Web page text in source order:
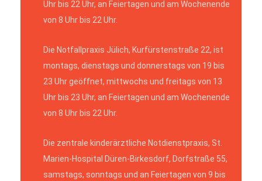
Uhr bis 22 Uhr, an Feiertagen und am Wochenende
von 8 Uhr bis 22 Uhr.
Die Notfallpraxis Jülich, Kurfürstenstraße 22, ist
montags, dienstags und donnerstags von 19 bis
23 Uhr geöffnet, mittwochs und freitags von 13
Uhr bis 23 Uhr, an Feiertagen und am Wochenende
von 8 Uhr bis 22 Uhr.
Die zentrale kinderärztliche Notdienstpraxis, St.
Marien-Hospital Düren-Birkesdorf, Dorfstraße 55,
samstags, sonntags und an Feiertagen von 9 bis